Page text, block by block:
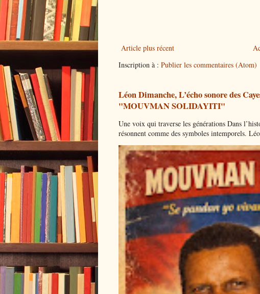
Article plus récent
Inscription à : Publier les commentaires (Atom)
Léon Dimanche, L’écho sonore des
"MOUVMAN SOLIDAYITI"
Une voix qui traverse les générations Dans
résonnent comme des symboles intemporels.